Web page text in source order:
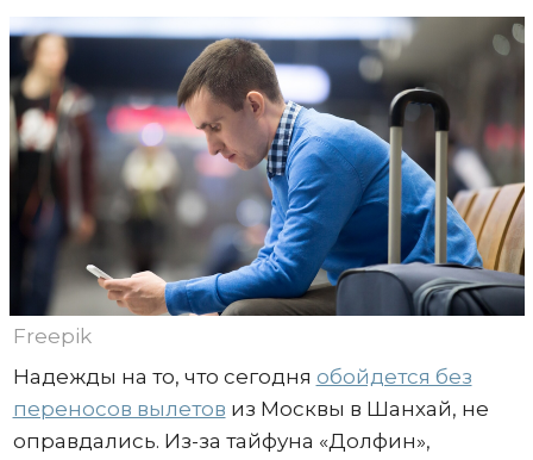
Freepik
Надежды на то, что сегодня обойдется без
переносов вылетов из Москвы в Шанхай, не
оправдались. Из-за тайфуна «Долфин»,